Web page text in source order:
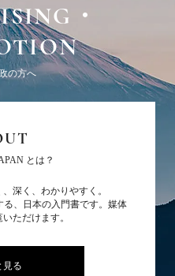
・
の方へ
とは？
深く、わかりやすく。
、日本の入門書です。媒体
ただけます。
見る